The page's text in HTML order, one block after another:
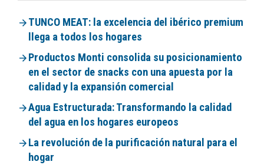
TUNCO MEAT: la excelencia del ibérico premium
llega a todos los hogares
Productos Monti consolida su posicionamiento
en el sector de snacks con una apuesta por la
calidad y la expansión comercial
Agua Estructurada: Transformando la calidad
del agua en los hogares europeos
La revolución de la purificación natural para el
hogar